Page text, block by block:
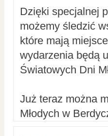
Dzięki specjalnej
możemy śledzić
które mają
wydarzenia będą
Światowych Dni
Już teraz można
Młodych w